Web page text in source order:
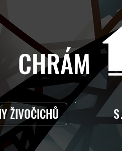
ŽIVOČICHŮ